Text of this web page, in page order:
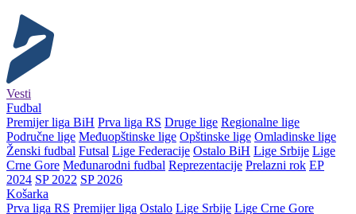
Vesti
Fudbal
Premijer liga BiH Prva liga RS Druge lige Regionalne lige
Područne lige Međuopštinske lige Opštinske lige Omladinske lige
Ženski fudbal Futsal Lige Federacije Ostalo BiH Lige Srbije Lige
Crne Gore Međunarodni fudbal Reprezentacije Prelazni rok EP
2024 SP 2022 SP 2026
Košarka
Prva liga RS Premijer liga Ostalo Lige Srbije Lige Crne Gore